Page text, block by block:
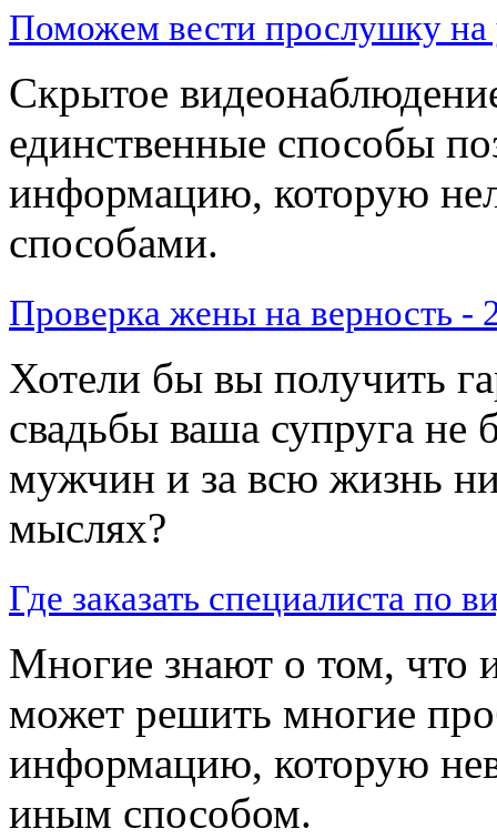
Поможем вести прослушку на
Скрытое
единственные способы
информацию, которую
способами.
Проверка жены на верность -
​Хотели бы вы получить
свадьбы ваша супруга не
мужчин и за всю жизнь
мыслях?
Где заказать специалиста по
Многие знают о том, что
может решить многие
информацию, которую
иным способом.